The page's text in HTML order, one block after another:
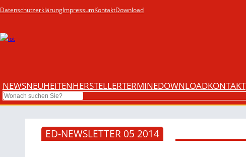
DatenschutzerklärungImpressumKontaktDownload
NEWSNEUHEITENHERSTELLERTERMINEDOWNLOADKONTAKT
Search
ED-NEWSLETTER 05 2014